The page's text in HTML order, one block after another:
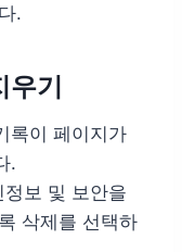
.
우기
록이 페이지가
.
보 및 보안을
삭제를 선택하